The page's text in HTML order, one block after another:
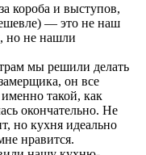
короба и выступов,
— это не наш
но не нашли
мы решили делать
он все
такой, как
окончательно. Не
но кухня идеально
нравится.